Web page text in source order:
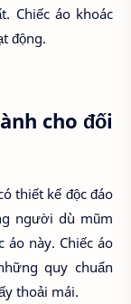
Chiếc áo khoác
động.
cho đối
thiết kế độc đáo
người dù mũm
áo này. Chiếc áo
quy chuẩn
thoải mái.